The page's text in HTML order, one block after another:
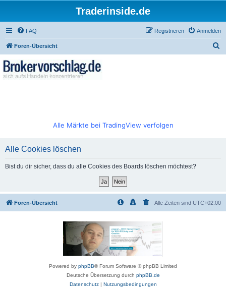
Traderinside.de
FAQ Anmelden
Registrieren
Foren-Übersicht
Alle Märkte bei TradingView verfolgen
Alle Cookies löschen
Bist du dir sicher, dass du alle Cookies des Boards löschen möchtest?
Foren-Übersicht Alle Zeiten sind UTC+02:00
Powered by phpBB® Forum Software © phpBB Limited
Deutsche Übersetzung durch phpBB.de
Datenschutz| Nutzungsbedingungen